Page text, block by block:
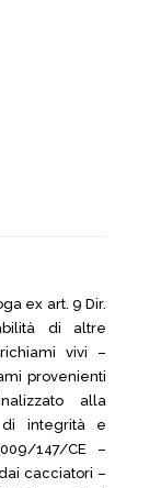
ex art. 9 Dir.
di altre
vivi –
provenienti
alla
di integrità e
147/CE –
cacciatori –